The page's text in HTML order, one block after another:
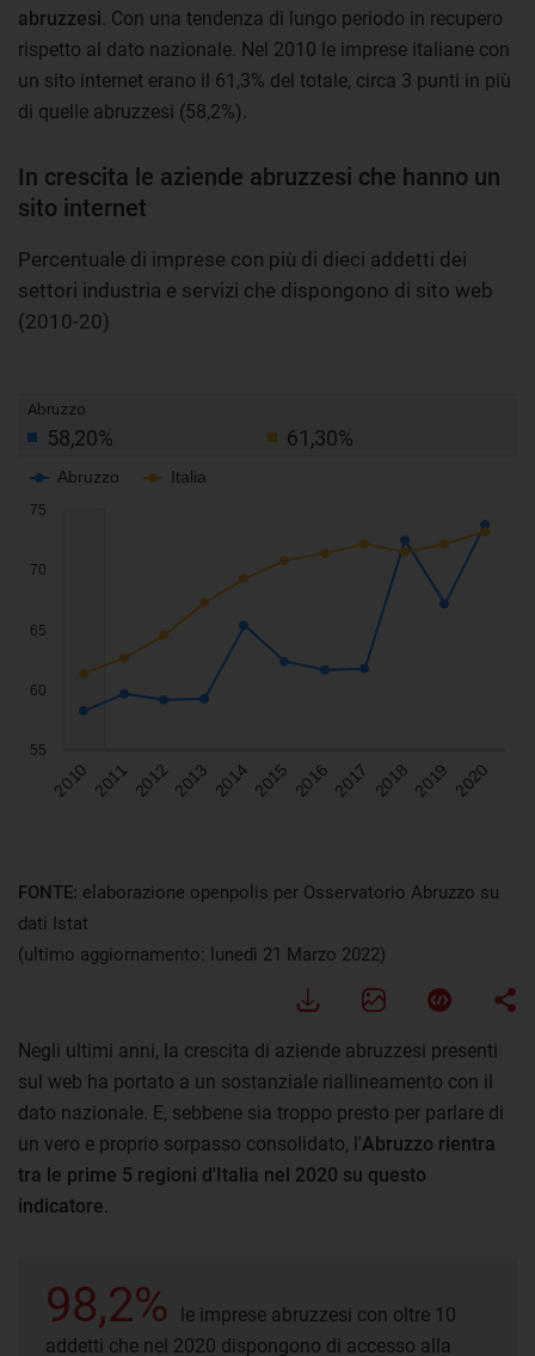
abruzzesi. Con una tendenza di lungo periodo in recupero
rispetto al dato nazionale. Nel 2010 le imprese italiane con
un sito internet erano il 61,3% del totale, circa 3 punti in più
di quelle abruzzesi (58,2%).
In crescita le aziende abruzzesi che hanno un
sito internet
Percentuale di imprese con più di dieci addetti dei
settori industria e servizi che dispongono di sito web
(2010-20)
FONTE: elaborazione openpolis per Osservatorio Abruzzo su
dati Istat
(ultimo aggiornamento: lunedì 21 Marzo 2022)
Negli ultimi anni, la crescita di aziende abruzzesi presenti
sul web ha portato a un sostanziale riallineamento con il
dato nazionale. E, sebbene sia troppo presto per parlare di
un vero e proprio sorpasso consolidato, l'Abruzzo rientra
tra le prime 5 regioni d'Italia nel 2020 su questo
indicatore.
98,2%
le imprese abruzzesi con oltre 10
addetti che nel 2020 dispongono di accesso alla